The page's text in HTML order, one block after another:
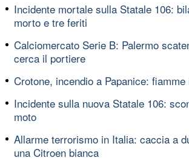
Incidente mortale sulla Statale 106:
morto e tre feriti
Calciomercato Serie B: Palermo
cerca il portiere
Crotone, incendio a Papanice:
Incidente sulla nuova Statale 106:
moto
Allarme terrorismo in Italia: caccia a
una Citroen bianca